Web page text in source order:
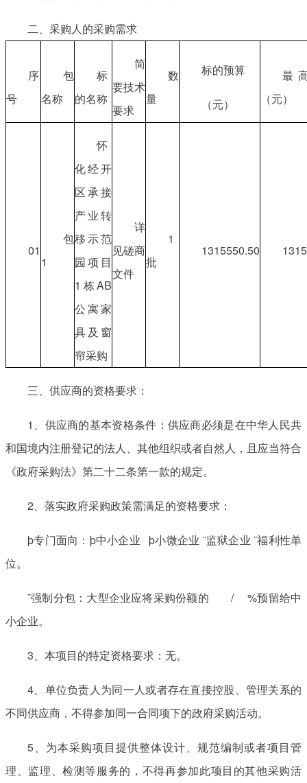
二、采购人的采购需求
序
号
包
名称
标
的名称
简
要技术
要求
数
量
标的预算
（元）
最
（元）
01
包
1
怀
化经开
区承接
产业转
移示范
园项目
1栋AB
公寓家
具及窗
帘采购
详
见磋商
文件
1
批
1315550.50
三、供应商的资格要求：
1、供应商的基本资格条件：供应商必须是在中华人民共
和国境内注册登记的法人、其他组织或者自然人，且应当符合
《政府采购法》第二十二条第一款的规定。
2、落实政府采购政策需满足的资格要求：
þ专门面向：þ中小企业 þ小微企业 ¨监狱企业 ¨福利性单
位。
¨强制分包：大型企业应将采购份额的 / %预留给中
小企业。
3、本项目的特定资格要求：无。
4、单位负责人为同一人或者存在直接控股、管理关系的
不同供应商，不得参加同一合同项下的政府采购活动。
5、为本采购项目提供整体设计、规范编制或者项目管
理、监理、检测等服务的，不得再参加此项目的其他采购活